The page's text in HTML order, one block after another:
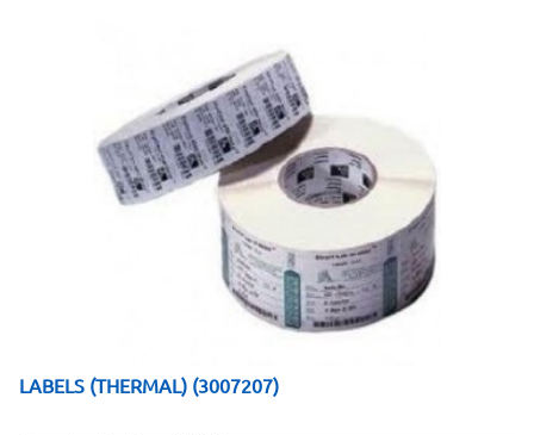
LABELS (THERMAL) (3007207)